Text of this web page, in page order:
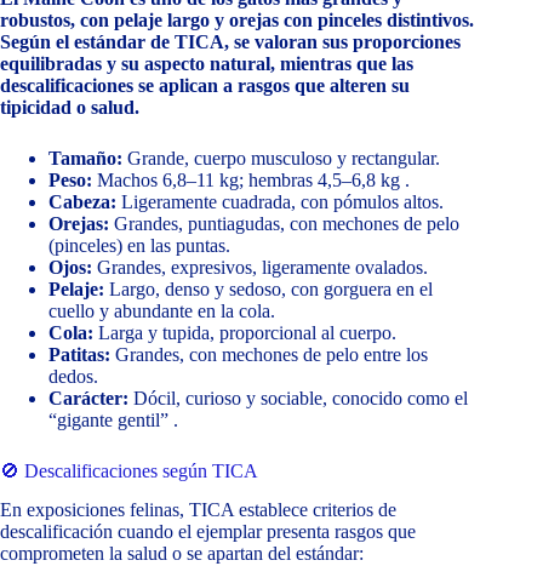
robustos, con pelaje largo y orejas con pinceles distintivos.
Según el estándar de TICA, se valoran sus proporciones
equilibradas y su aspecto natural, mientras que las
descalificaciones se aplican a rasgos que alteren su
tipicidad o salud.
Tamaño: Grande, cuerpo musculoso y rectangular.
Peso: Machos 6,8–11 kg; hembras 4,5–6,8 kg .
Cabeza: Ligeramente cuadrada, con pómulos altos.
Orejas: Grandes, puntiagudas, con mechones de pelo
(pinceles) en las puntas.
Ojos: Grandes, expresivos, ligeramente ovalados.
Pelaje: Largo, denso y sedoso, con gorguera en el
cuello y abundante en la cola.
Cola: Larga y tupida, proporcional al cuerpo.
Patitas: Grandes, con mechones de pelo entre los
dedos.
Carácter: Dócil, curioso y sociable, conocido como el
“gigante gentil” .
🚫 Descalificaciones según TICA
En exposiciones felinas, TICA establece criterios de
descalificación cuando el ejemplar presenta rasgos que
comprometen la salud o se apartan del estándar: